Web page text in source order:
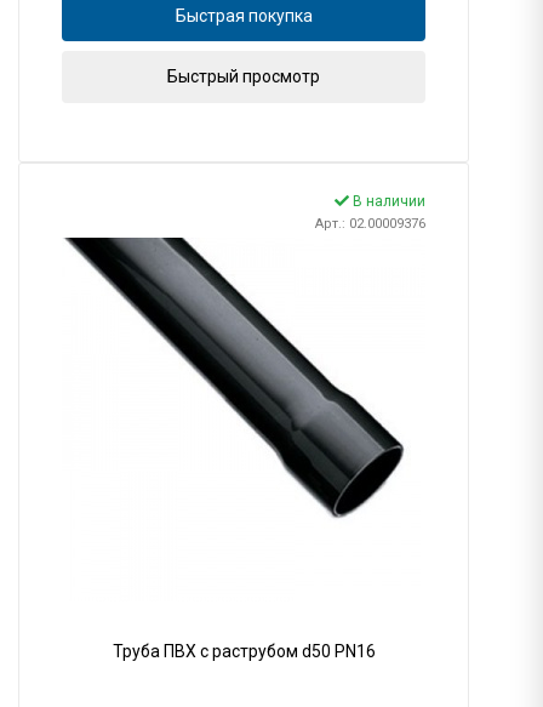
Быстрая покупка
Быстрый просмотр
В наличии
Арт.: 02.00009376
Труба ПВХ с раструбом d50 PN16